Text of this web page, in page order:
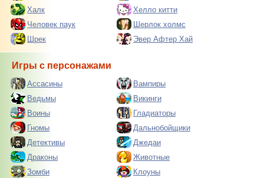
Халк
Хелло китти
Человек паук
Шерлок холмс
Шрек
Эвер Афтер Хай
Игры с персонажами
Ассасины
Вампиры
Ведьмы
Викинги
Воины
Гладиаторы
Гномы
Дальнобойщики
Детективы
Джедаи
Драконы
Животные
Зомби
Клоуны